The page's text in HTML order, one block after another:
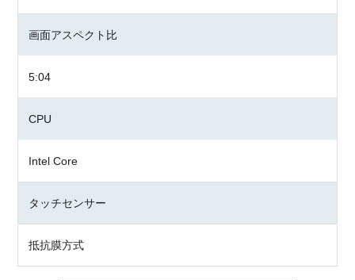
画面アスペクト比
5:04
CPU
Intel Core
タッチセンサー
抵抗膜方式